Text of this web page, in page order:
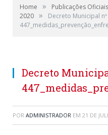
Home » Publicações Oficiais
2020 »
Decreto Municipal nº
Decreto
POR ADMINISTRADOR EM 21 DE